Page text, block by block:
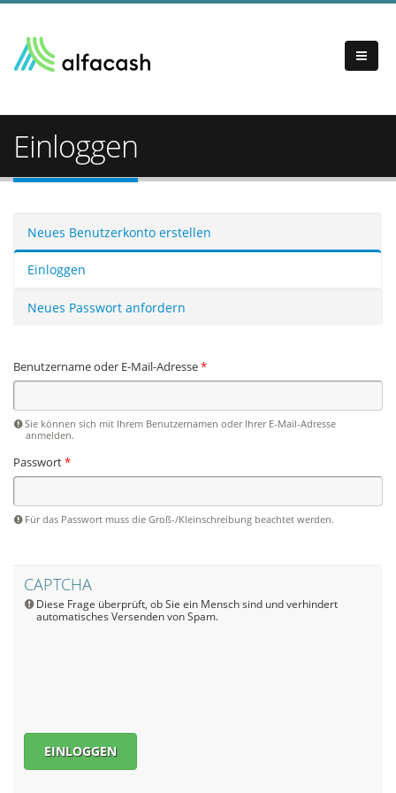
Einloggen
Haupt-Reiter
Neues Benutzerkonto erstellen
Einloggen
Neues Passwort anfordern
Benutzername oder E-Mail-Adresse*
Sie können sich mit Ihrem Benutzernamen oder Ihrer E-Mail-Adresse
anmelden.
Passwort*
Für das Passwort muss die Groß-/Kleinschreibung beachtet werden.
CAPTCHA
Diese Frage überprüft, ob Sie ein Mensch sind und verhindert
automatisches Versenden von Spam.